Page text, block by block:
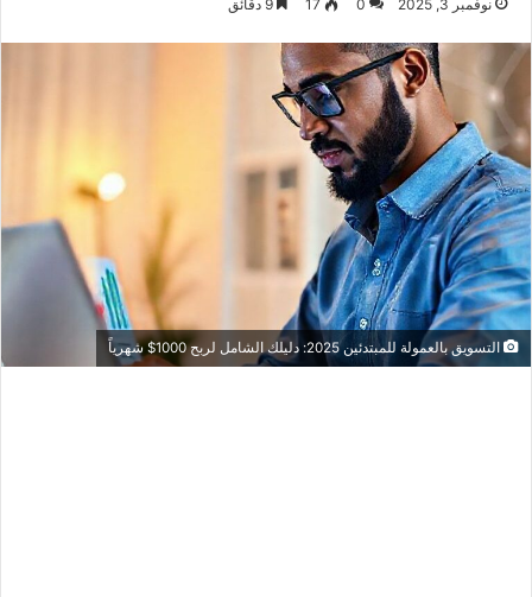
نوفمبر 3, 2025 0
17
التسويق بالعمولة للمبتدئين 2025: دليلك الشامل لربح 1000$ شهرياً